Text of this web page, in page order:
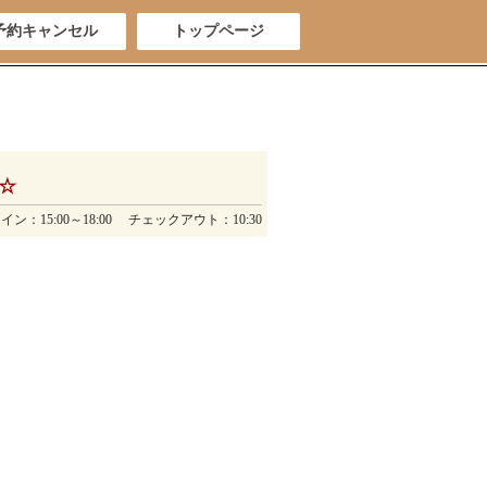
約キャンセル トップページ
☆
ン：15:00～18:00 チェックアウト：10:30